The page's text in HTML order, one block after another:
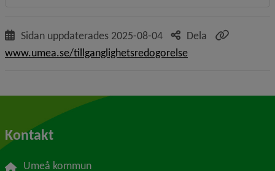
Sidan uppdaterades 2025-08-04
Dela
www.umea.se/tillganglighetsredogorelse
Kontakt
Umeå kommun